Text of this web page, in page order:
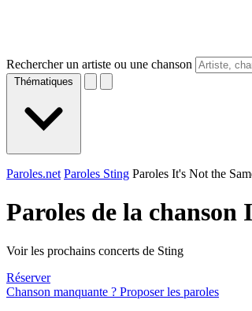
Rechercher un artiste ou une chanson
Thématiques
Paroles.net Paroles Sting Paroles It's Not the
Paroles de la
Voir les prochains concerts de Sting
Réserver
Chanson manquante ? Proposer les paroles